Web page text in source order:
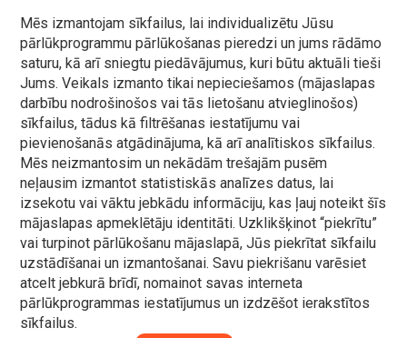
Mēs izmantojam sīkfailus, lai individualizētu Jūsu
pārlūkprogrammu pārlūkošanas pieredzi un jums rādāmo
saturu, kā arī sniegtu piedāvājumus, kuri būtu aktuāli tieši
Jums. Veikals izmanto tikai nepieciešamos (mājaslapas
darbību nodrošinošos vai tās lietošanu atvieglinošos)
sīkfailus, tādus kā filtrēšanas iestatījumu vai
pievienošanās atgādinājuma, kā arī analītiskos sīkfailus.
Mēs neizmantosim un nekādām trešajām pusēm
neļausim izmantot statistiskās analīzes datus, lai
izsekotu vai vāktu jebkādu informāciju, kas ļauj noteikt šīs
mājaslapas apmeklētāju identitāti. Uzklikšķinot “piekrītu”
vai turpinot pārlūkošanu mājaslapā, Jūs piekrītat sīkfailu
uzstādīšanai un izmantošanai. Savu piekrišanu varēsiet
atcelt jebkurā brīdī, nomainot savas interneta
pārlūkprogrammas iestatījumus un izdzēšot ierakstītos
sīkfailus.